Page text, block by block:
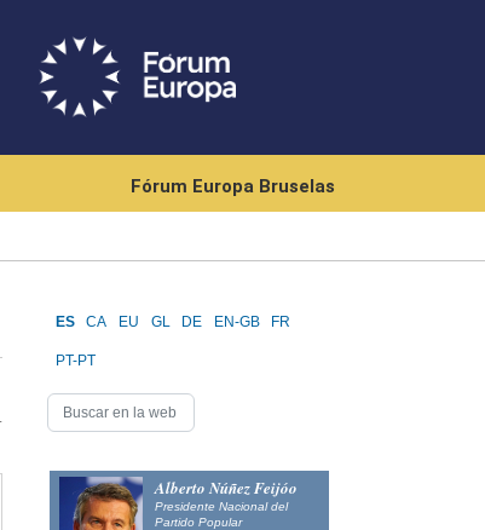
Fórum Europa Bruselas
ES CA EU GL DE EN-GB FR
PT-PT
Alberto Núñez Feijóo
Presidente Nacional del
Partido Popular